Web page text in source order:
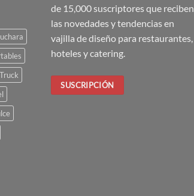
de 15,000 suscriptores que reciben
las novedades y tendencias en
vajilla de diseño para restaurantes,
hoteles y catering.
SUSCRIPCIÓN